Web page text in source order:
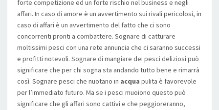
forte competizione ed un forte rischio nel business e negli
affari. In caso di amore è un avvertimento sui rivali pericolosi, in
caso di affari è un avvertimento del fatto che ci sono
concorrenti pronti a combattere. Sognare di catturare
moltissimi pesci con una rete annuncia che ci saranno successi
e profitti notevoli. Sognare di mangiare dei pesci deliziosi può
significare che per chi sogna sta andando tutto bene e rimarrà
così. Sognare pesci che nuotano in acqua pulita è favorevole
per l’immediato futuro. Ma se i pesci muoiono questo può
significare che gli affari sono cattivi e che peggioreranno,